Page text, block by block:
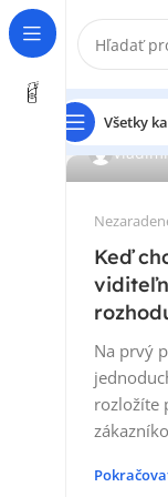
Všetky
Keď
Na prvý
rozložíte